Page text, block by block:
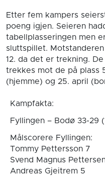
Etter fem kampers
poeng igjen. Seieren
tabellplasseringen men
sluttspillet.
12. da det er trekning.
trekkes mot de på plass
(hjemme) og 25. april
Kampfakta:
Fyllingen – Bodø 33-29
Målscorere Fyllingen:
Tommy Pettersson 7
Svend Magnus
Andreas Gjeitrem 5